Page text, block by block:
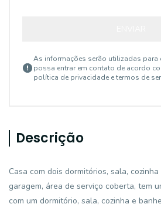
As informações serão utilizadas para
possa entrar em contato de acordo
política de privacidade e termos de
Descrição
Casa com dois dormitórios, sala,
garagem, área de serviço coberta, tem
com um dormitório, sala, cozinha e